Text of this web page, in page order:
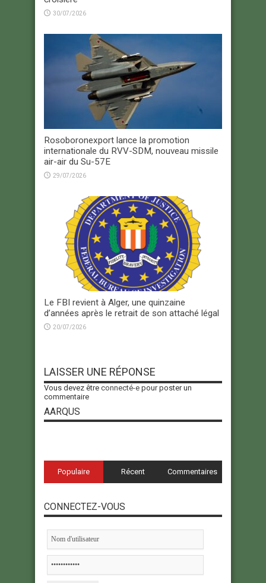
30/07/2026
Rosoboronexport lance la promotion
internationale du RVV-SDM, nouveau missile
air-air du Su-57E
29/07/2026
Le FBI revient à Alger, une quinzaine
d’années après le retrait de son attaché légal
20/07/2026
LAISSER UNE RÉPONSE
Vous devez être connecté-e pour poster un
commentaire
AARQUS
Populaire Récent Commentaires
CONNECTEZ-VOUS